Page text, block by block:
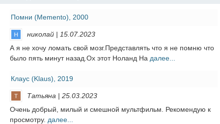
Помни (Memento), 2000
николай | 15.07.2023
А я не хочу ломать свой мозг.Представлять что я не помню что
было пять минут назад.Ох этот Ноланд На далее...
Клаус (Klaus), 2019
Татьяна | 25.03.2023
Очень добрый, милый и смешной мультфильм. Рекомендую к
просмотру. далее...